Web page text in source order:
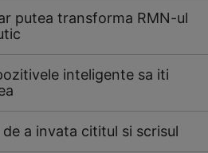
putea transforma RMN-ul
inteligente sa iti
a invata cititul si scrisul